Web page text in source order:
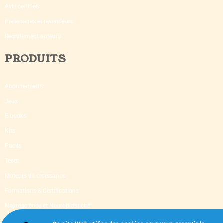
Avis certifiés
Partenaires et revendeurs
Recrutement auteurs
PRODUITS
Abonnements
Jeux
E-books
Kits
Packs
Tests
Moteurs de croissance
Formations & Certifications
Neuroscience et Neuroplasticité
Supervision & Mentoring